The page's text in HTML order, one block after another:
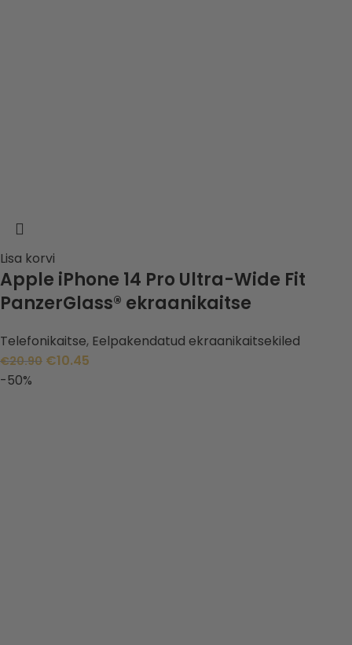
Lisa korvi
Apple iPhone 14 Pro Ultra-Wide Fit
PanzerGlass® ekraanikaitse
Telefonikaitse, Eelpakendatud ekraanikaitsekiled
€20.90 €10.45
-50%